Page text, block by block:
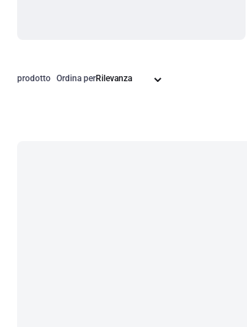
prodotto Ordina per